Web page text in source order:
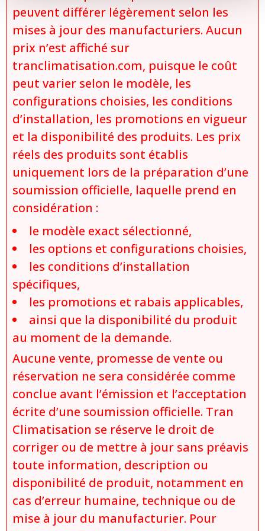
peuvent différer légèrement selon les
mises à jour des manufacturiers. Aucun
prix n’est affiché sur
tranclimatisation.com, puisque le coût
peut varier selon le modèle, les
configurations choisies, les conditions
d’installation, les promotions en vigueur
et la disponibilité des produits. Les prix
réels des produits sont établis
uniquement lors de la préparation d’une
soumission officielle, laquelle prend en
considération :
le modèle exact sélectionné,
les options et configurations choisies,
les conditions d’installation
spécifiques,
les promotions et rabais applicables,
ainsi que la disponibilité du produit
au moment de la demande.
Aucune vente, promesse de vente ou
réservation ne sera considérée comme
conclue avant l’émission et l’acceptation
écrite d’une soumission officielle. Tran
Climatisation se réserve le droit de
corriger ou de mettre à jour sans préavis
toute information, description ou
disponibilité de produit, notamment en
cas d’erreur humaine, technique ou de
mise à jour du manufacturier. Pour